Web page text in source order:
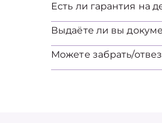
Есть ли гарантия на
Выдаёте ли вы
Можете забрать/